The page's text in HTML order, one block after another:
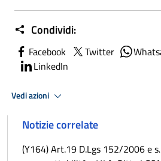
Condividi:
Facebook Twitter
LinkedIn
Vedi azioni
Notizie correlate
(Y164) Art.19 D.Lgs 152/2006 e